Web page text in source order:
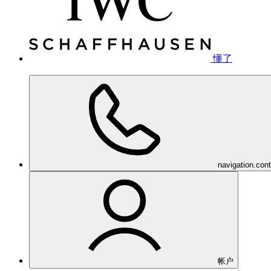
懂了
帐户